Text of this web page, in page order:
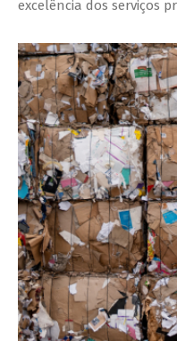
excelência dos serviços